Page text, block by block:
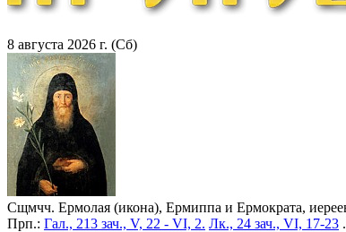
8 августа 2026 г. (Сб)
Сщмчч. Ермолая (икона), Ермиппа и Ермократа,
Прп.: Гал., 213 зач., V, 22 - VI, 2. Лк., 24 зач., VI, 17-23